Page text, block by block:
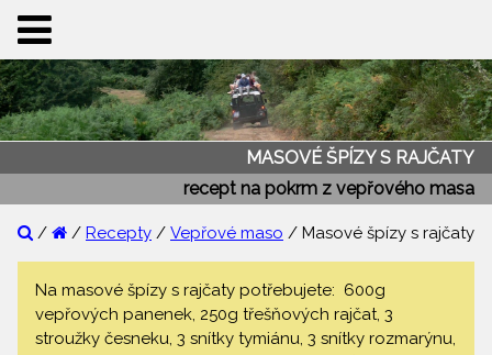
MASOVÉ ŠPÍZY S RAJČATY
recept na pokrm z vepřového masa
/ / Recepty / Vepřové maso / Masové špízy s rajčaty
Na masové špízy s rajčaty potřebujete: 600g
vepřových panenek, 250g třešňových rajčat, 3
stroužky česneku, 3 snítky tymiánu, 3 snítky rozmarýnu,